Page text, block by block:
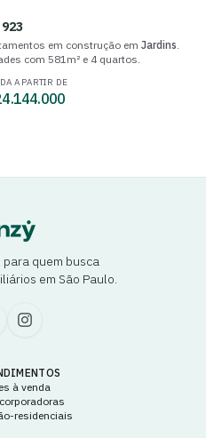
em construçãoem Jardins.
com 581m²e 4 quartos.
A PARTIR DE
quem busca
em São Paulo.
à venda
residenciais